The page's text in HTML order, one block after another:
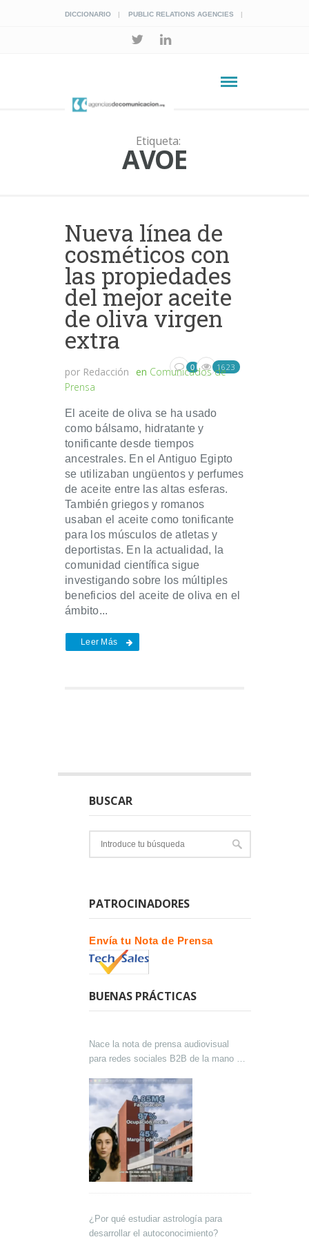
DICCIONARIO PUBLIC RELATIONS AGENCIES
Etiqueta:
AVOE
Nueva línea de
cosméticos con
las propiedades
del mejor aceite
de oliva virgen
extra
por Redacción en Comunicados de
Prensa
0 1623
El aceite de oliva se ha usado
como bálsamo, hidratante y
tonificante desde tiempos
ancestrales. En el Antiguo Egipto
se utilizaban ungüentos y perfumes
de aceite entre las altas esferas.
También griegos y romanos
usaban el aceite como tonificante
para los músculos de atletas y
deportistas. En la actualidad, la
comunidad científica sigue
investigando sobre los múltiples
beneficios del aceite de oliva en el
ámbito...
Leer Más
BUSCAR
PATROCINADORES
Envía tu Nota de Prensa
BUENAS PRÁCTICAS
Nace la nota de prensa audiovisual
para redes sociales B2B de la mano de
¿Por qué estudiar astrología para
desarrollar el autoconocimiento?